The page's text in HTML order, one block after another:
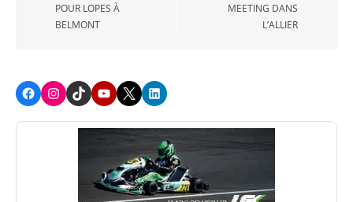
POUR LOPES À
BELMONT
MEETING DANS
L’ALLIER
FacebookInstagram
TikTokYoutube
X LinkedIn